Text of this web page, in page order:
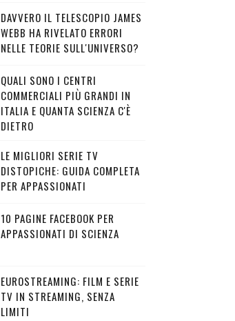
DAVVERO IL TELESCOPIO JAMES
WEBB HA RIVELATO ERRORI
NELLE TEORIE SULL'UNIVERSO?
QUALI SONO I CENTRI
COMMERCIALI PIÙ GRANDI IN
ITALIA E QUANTA SCIENZA C'È
DIETRO
LE MIGLIORI SERIE TV
DISTOPICHE: GUIDA COMPLETA
PER APPASSIONATI
10 PAGINE FACEBOOK PER
APPASSIONATI DI SCIENZA
EUROSTREAMING: FILM E SERIE
TV IN STREAMING, SENZA
LIMITI